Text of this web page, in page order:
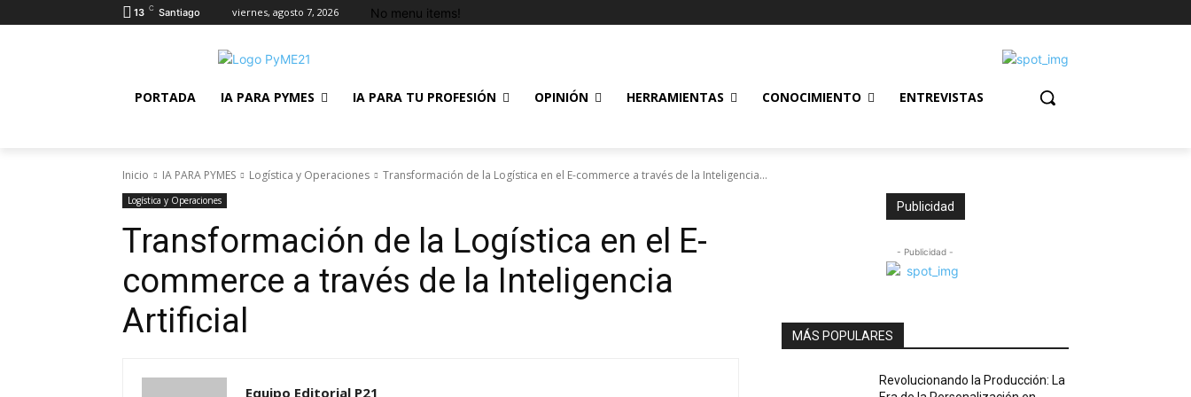
13 C Santiago viernes, agosto 7, 2026 No menu items!
PORTADA IA PARA PYMES IA PARA TU PROFESIÓN OPINIÓN HERRAMIENTAS CONOCIMIENTO ENTREVISTAS
Inicio IA PARA PYMES Logística y Operaciones Transformación de la Logística en el E-commerce a través de la Inteligencia...
Logística y Operaciones
Transformación de la Logística en el E-
commerce a través de la Inteligencia
Artificial
Equipo Editorial P21
Publicidad
- Publicidad -
MÁS POPULARES
Revolucionando la Producción: La